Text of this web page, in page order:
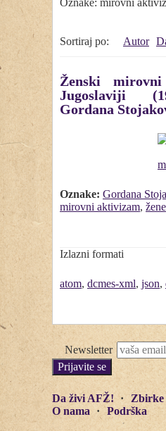
Oznake: mirovni
Sortiraj po: Autor
Ženski
Jugoslaviji
Gordana
Oznake: Gordana
mirovni aktivizam, žene
Izlazni formati
atom, dcmes-xml, json,
Newsletter
Da živi AFŽ! Zbirke
O nama
Podrška